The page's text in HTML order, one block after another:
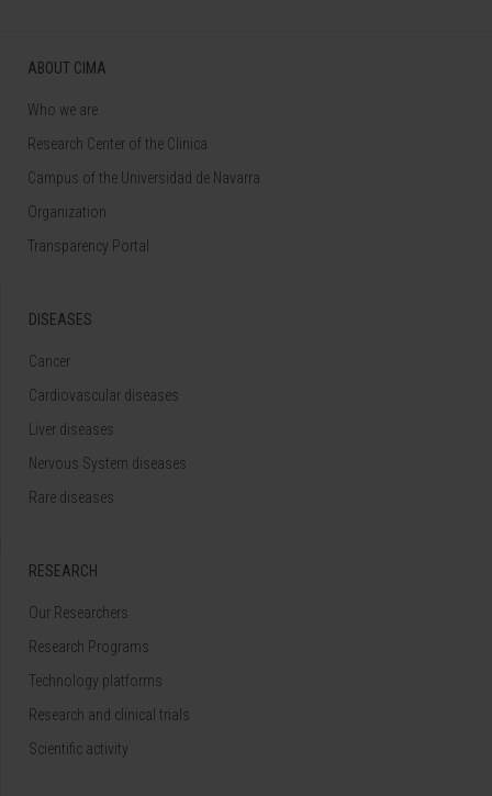
ABOUT CIMA
Who we are
Research Center of the Clinica
Campus of the Universidad de Navarra
Organization
Transparency Portal
DISEASES
Cancer
Cardiovascular diseases
Liver diseases
Nervous System diseases
Rare diseases
RESEARCH
Our Researchers
Research Programs
Technology platforms
Research and clinical trials
Scientific activity